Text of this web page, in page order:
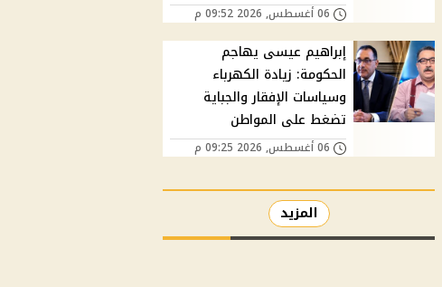
06 أغسطس, 2026 09:52 م
إبراهيم عيسى يهاجم
الحكومة: زيادة الكهرباء
وسياسات الإفقار والجباية
تضغط على المواطن
06 أغسطس, 2026 09:25 م
المزيد